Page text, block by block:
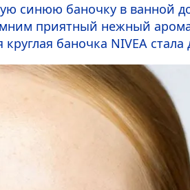
синюю баночку в ванной
приятный нежный
баночка NIVEA